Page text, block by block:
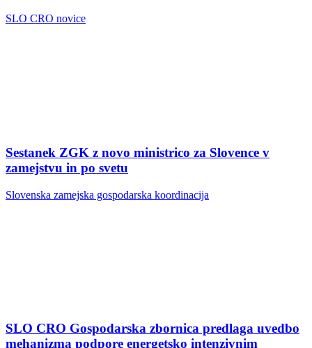
SLO CRO novice
Sestanek ZGK z novo ministrico za Slovence v
zamejstvu in po svetu
Slovenska zamejska gospodarska koordinacija
SLO CRO Gospodarska zbornica predlaga uvedbo
mehanizma podpore energetsko intenzivnim